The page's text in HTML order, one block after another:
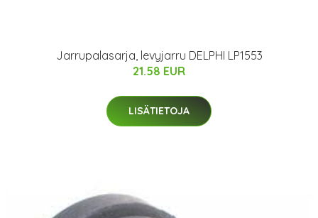
Jarrupalasarja, levyjarru DELPHI LP1553
21.58 EUR
LISÄTIETOJA